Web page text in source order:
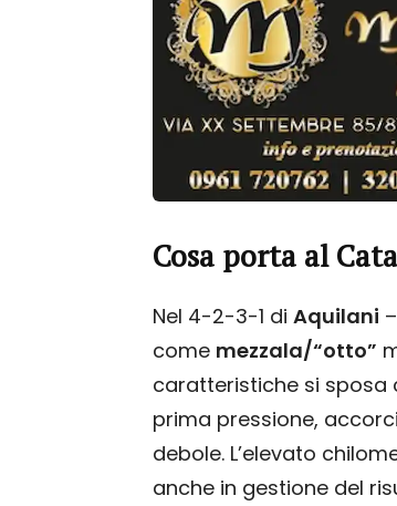
Cosa porta al
Nel 4-2-3-1 di Aquilani
come mezzala/“otto”
caratteristiche si sposa
prima pressione,
debole. L’elevato
anche in gestione del